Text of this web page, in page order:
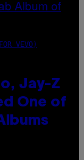
VEVO)
Jay-Z
One of